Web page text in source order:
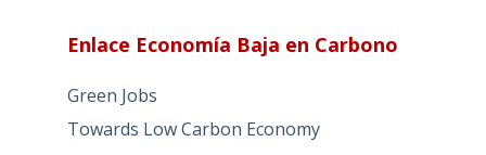
Enlace Economía Baja en Carbono
Green Jobs
Towards Low Carbon Economy